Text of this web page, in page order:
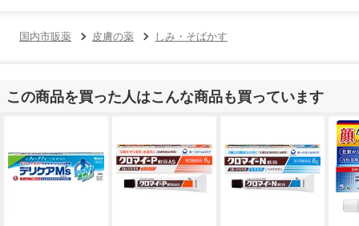
国内市販薬 皮膚の薬 しみ・そばかす
この商品を買った人はこんな商品も買っています